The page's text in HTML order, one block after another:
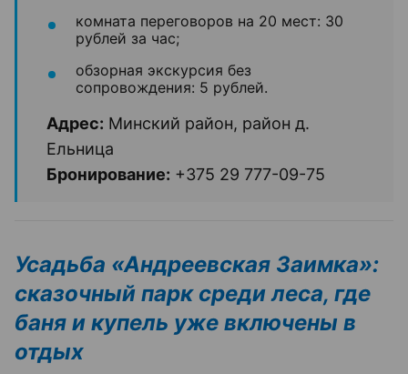
комната переговоров на 20 мест: 30
рублей за час;
обзорная экскурсия без
сопровождения: 5 рублей.
Адрес: Минский район, район д.
Ельница
Бронирование: +375 29 777-09-75
Усадьба «Андреевская Заимка»:
сказочный парк среди леса, где
баня и купель уже включены в
отдых